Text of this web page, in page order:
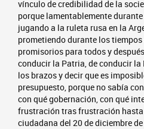
vínculo de credibilidad de la
porque lamentablemente
jugando a la ruleta rusa en la
prometiendo durante los
promisorios para todos y
conducir la Patria, de conducir
los brazos y decir que es
presupuesto, porque no sabía
con qué gobernación, con qué
frustración tras frustración
ciudadana del 20 de diciembre